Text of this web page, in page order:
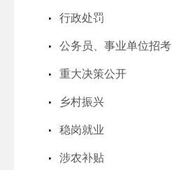
行政处罚
公务员、事业单位招考
重大决策公开
乡村振兴
稳岗就业
涉农补贴